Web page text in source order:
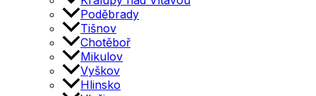
Poděbrady
Tišnov
Chotěboř
Mikulov
Vyškov
Hlinsko